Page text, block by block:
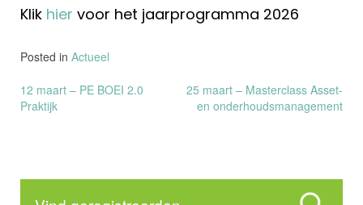
Klik hier voor het jaarprogramma 2026
Posted in Actueel
Bericht
navigatie
12 maart – PE BOEI 2.0
Praktijk
25 maart – Masterclass Asset-
en onderhoudsmanagement